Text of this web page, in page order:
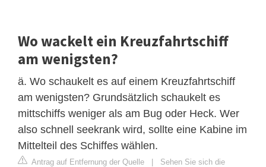
Wo wackelt ein Kreuzfahrtschiff
am wenigsten?
ä. Wo schaukelt es auf einem Kreuzfahrtschiff
am wenigsten? Grundsätzlich schaukelt es
mittschiffs weniger als am Bug oder Heck. Wer
also schnell seekrank wird, sollte eine Kabine im
Mittelteil des Schiffes wählen.
Antrag auf Entfernung der Quelle | Sehen Sie sich die